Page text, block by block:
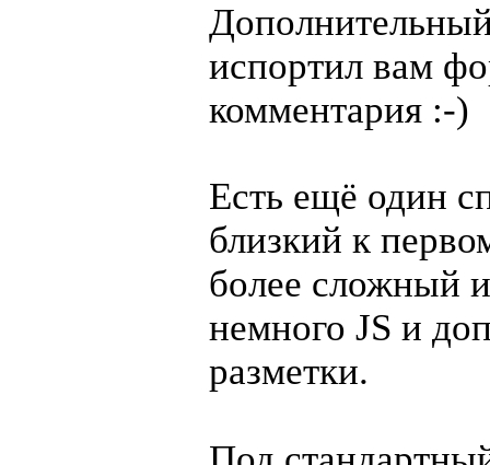
испортил вам
комментария :-)
Есть ещё один
близкий к
более сложный
немного JS и
разметки.